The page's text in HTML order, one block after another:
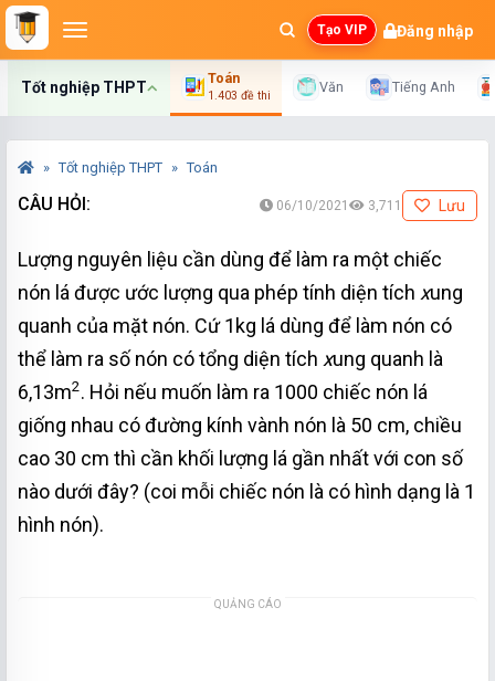
Tạo VIP Đăng nhập
Tốt nghiệp THPT Toán
1.403 đề thi
Văn Tiếng Anh
Tốt nghiệp THPT Toán
CÂU HỎI: 06/10/2021 3,711 Lưu
Lượng nguyên liệu cần dùng để làm ra một chiếc
nón lá được ước lượng qua phép tính diện tích xung
quanh của mặt nón. Cứ 1kg lá dùng để làm nón có
thể làm ra số nón có tổng diện tích xung quanh là
6,13m2. Hỏi nếu muốn làm ra 1000 chiếc nón lá
giống nhau có đường kính vành nón là 50 cm, chiều
cao 30 cm thì cần khối lượng lá gần nhất với con số
nào dưới đây? (coi mỗi chiếc nón là có hình dạng là 1
hình nón).
QUẢNG CÁO